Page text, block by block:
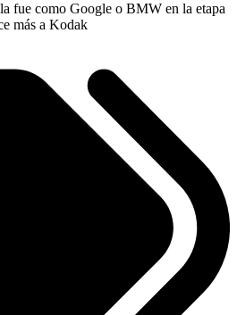
fue como Google o BMW en la etapa
más a Kodak